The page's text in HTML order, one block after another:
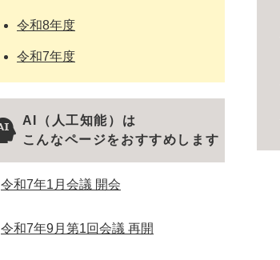
令和8年度
令和7年度
AI（人工知能）は
こんなページをおすすめします
令和7年1月会議 開会
令和7年9月第1回会議 再開